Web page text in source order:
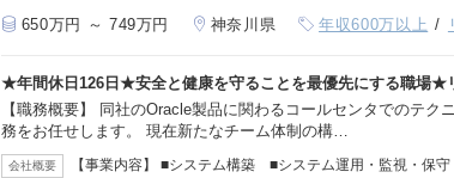
650万円 ～ 749万円 神奈川県 年収600万以上
★年間休日126日★安全と健康を守ることを最優先にする職場★
【職務概要】 同社のOracle製品に関わるコールセンタでのテク
務をお任せします。 現在新たなチーム体制の構…
会社概要
【事業内容】 ■システム構築 ■システム運用・監視・保